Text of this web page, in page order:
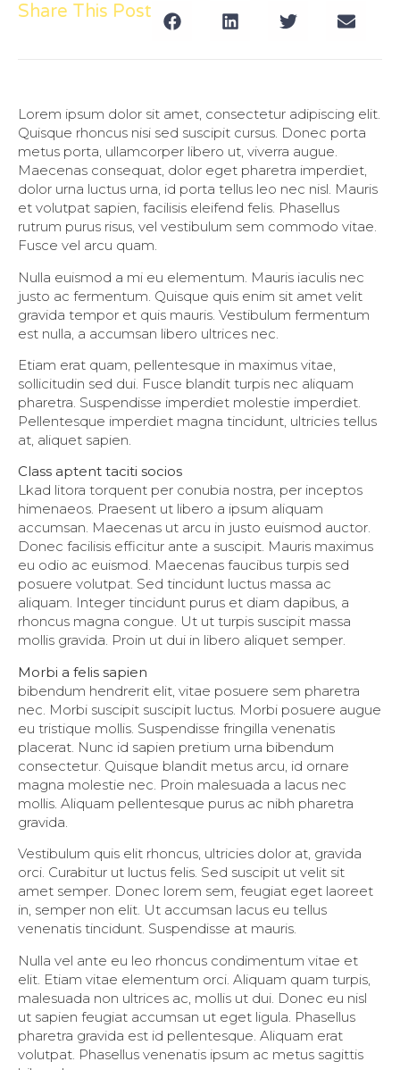
Share This Post
Lorem ipsum dolor sit amet, consectetur adipiscing elit.
Quisque rhoncus nisi sed suscipit cursus. Donec porta
metus porta, ullamcorper libero ut, viverra augue.
Maecenas consequat, dolor eget pharetra imperdiet,
dolor urna luctus urna, id porta tellus leo nec nisl. Mauris
et volutpat sapien, facilisis eleifend felis. Phasellus
rutrum purus risus, vel vestibulum sem commodo vitae.
Fusce vel arcu quam.
Nulla euismod a mi eu elementum. Mauris iaculis nec
justo ac fermentum. Quisque quis enim sit amet velit
gravida tempor et quis mauris. Vestibulum fermentum
est nulla, a accumsan libero ultrices nec.
Etiam erat quam, pellentesque in maximus vitae,
sollicitudin sed dui. Fusce blandit turpis nec aliquam
pharetra. Suspendisse imperdiet molestie imperdiet.
Pellentesque imperdiet magna tincidunt, ultricies tellus
at, aliquet sapien.
Class aptent taciti socios
Lkad litora torquent per conubia nostra, per inceptos
himenaeos. Praesent ut libero a ipsum aliquam
accumsan. Maecenas ut arcu in justo euismod auctor.
Donec facilisis efficitur ante a suscipit. Mauris maximus
eu odio ac euismod. Maecenas faucibus turpis sed
posuere volutpat. Sed tincidunt luctus massa ac
aliquam. Integer tincidunt purus et diam dapibus, a
rhoncus magna congue. Ut ut turpis suscipit massa
mollis gravida. Proin ut dui in libero aliquet semper.
Morbi a felis sapien
bibendum hendrerit elit, vitae posuere sem pharetra
nec. Morbi suscipit suscipit luctus. Morbi posuere augue
eu tristique mollis. Suspendisse fringilla venenatis
placerat. Nunc id sapien pretium urna bibendum
consectetur. Quisque blandit metus arcu, id ornare
magna molestie nec. Proin malesuada a lacus nec
mollis. Aliquam pellentesque purus ac nibh pharetra
gravida.
Vestibulum quis elit rhoncus, ultricies dolor at, gravida
orci. Curabitur ut luctus felis. Sed suscipit ut velit sit
amet semper. Donec lorem sem, feugiat eget laoreet
in, semper non elit. Ut accumsan lacus eu tellus
venenatis tincidunt. Suspendisse at mauris.
Nulla vel ante eu leo rhoncus condimentum vitae et
elit. Etiam vitae elementum orci. Aliquam quam turpis,
malesuada non ultrices ac, mollis ut dui. Donec eu nisl
ut sapien feugiat accumsan ut eget ligula. Phasellus
pharetra gravida est id pellentesque. Aliquam erat
volutpat. Phasellus venenatis ipsum ac metus sagittis